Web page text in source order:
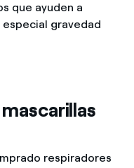
que ayuden a
gravedad
respiradores